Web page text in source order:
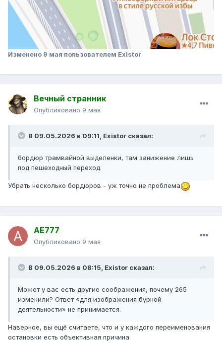
Изменено 9 мая пользователем Existor
Вечный странник
Опубликовано 9 мая
В 09.05.2026 в 09:11, Existor сказал:
бордюр трамвайной выделенки, там занижение лишь
под пешеходный переход.
Убрать несколько бордюров - уж точно не проблема
AE777
Опубликовано 9 мая
В 09.05.2026 в 08:15, Existor сказал:
Может у вас есть другие соображения, почему 265
изменили? Ответ «для изображения бурной
деятельности» не принимается.
Наверное, вы ещё считаете, что и у каждого переименования
остановки есть объективная причина